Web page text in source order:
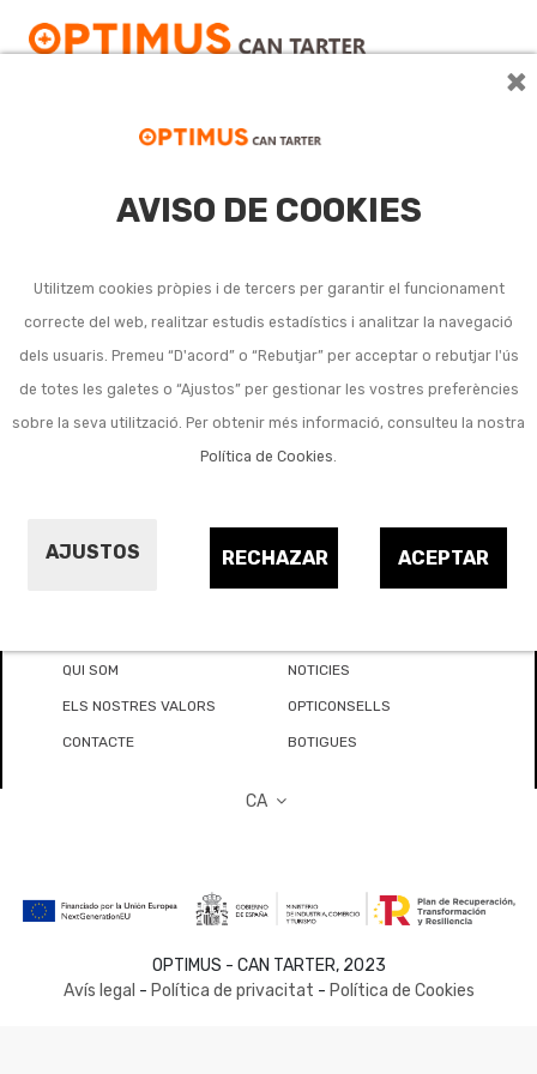
×
AVISO DE COOKIES
Utilitzem cookies pròpies i de tercers per garantir el funcionament
correcte del web, realitzar estudis estadístics i analitzar la navegació
dels usuaris. Premeu “D'acord” o “Rebutjar” per acceptar o rebutjar l'ús
de totes les galetes o “Ajustos” per gestionar les vostres preferències
sobre la seva utilització. Per obtenir més informació, consulteu la nostra
Política de Cookies
AJUSTOS ACEPTAR
RECHAZAR
QUI SOM NOTICIES
ELS NOSTRES VALORS OPTICONSELLS
CONTACTE BOTIGUES
CA
OPTIMUS - CAN TARTER, 2023
Avís legal - Política de privacitat - Política de Cookies